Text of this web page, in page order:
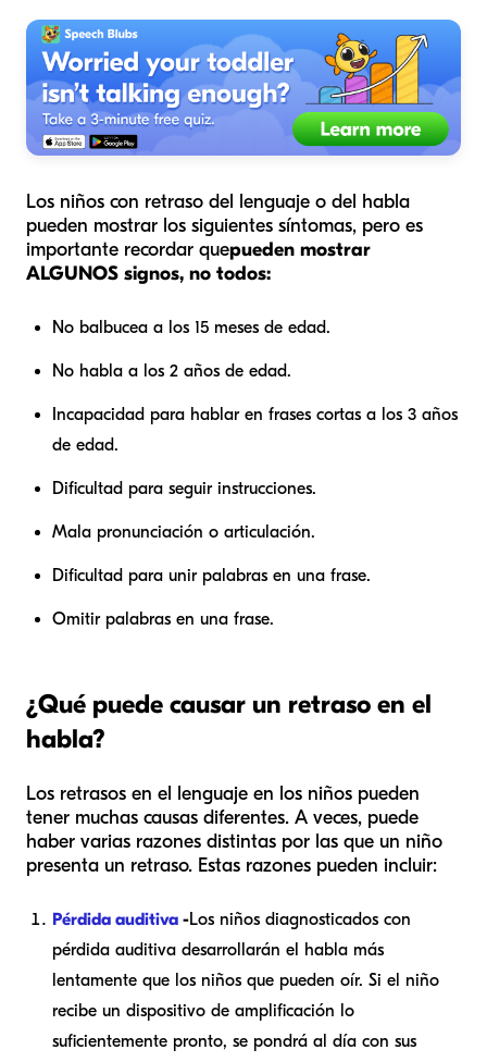
Los niños con retraso del lenguaje o del habla
pueden mostrar los siguientes síntomas, pero es
importante recordar quepueden mostrar
ALGUNOS signos, no todos:
No balbucea a los 15 meses de edad.
No habla a los 2 años de edad.
Incapacidad para hablar en frases cortas a los 3 años
de edad.
Dificultad para seguir instrucciones.
Mala pronunciación o articulación.
Dificultad para unir palabras en una frase.
Omitir palabras en una frase.
¿Qué puede causar un retraso en el
habla?
Los retrasos en el lenguaje en los niños pueden
tener muchas causas diferentes. A veces, puede
haber varias razones distintas por las que un niño
presenta un retraso. Estas razones pueden incluir:
Pérdida auditiva -Los niños diagnosticados con
pérdida auditiva desarrollarán el habla más
lentamente que los niños que pueden oír. Si el niño
recibe un dispositivo de amplificación lo
suficientemente pronto, se pondrá al día con sus